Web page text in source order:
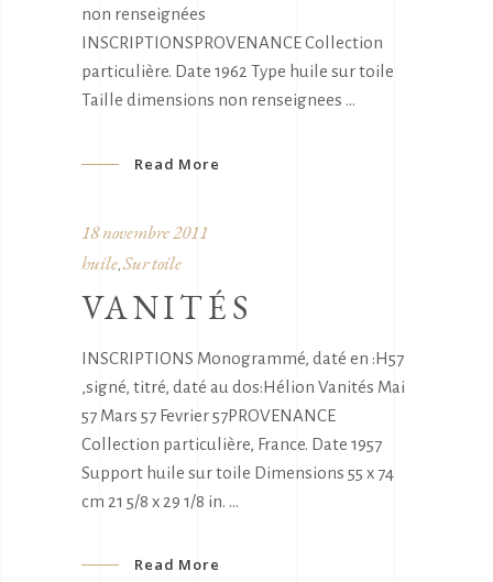
non renseignées
INSCRIPTIONSPROVENANCE Collection
particulière. Date 1962 Type huile sur toile
Taille dimensions non renseignees
Read More
18 novembre 2011
huile Sur toile
VANITÉS
INSCRIPTIONS Monogrammé, daté en :H57
,signé, titré, daté au dos:Hélion Vanités Mai
57 Mars 57 Fevrier 57PROVENANCE
Collection particulière, France. Date 1957
Support huile sur toile Dimensions 55 x 74
cm 21 5/8 x 29 1/8 in.
Read More